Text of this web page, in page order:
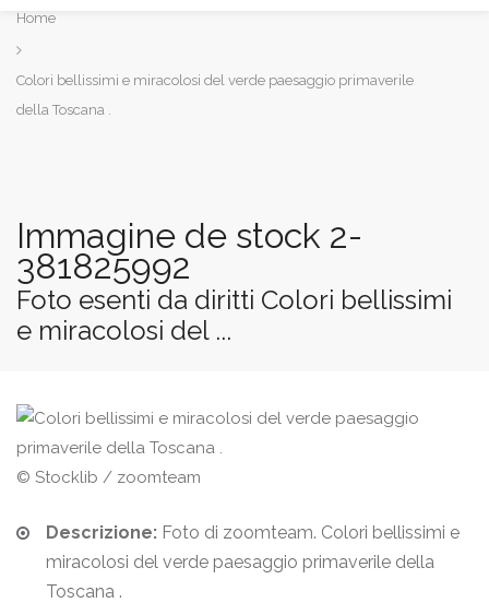
Tu
sei
qui:
Home
Colori bellissimi e miracolosi del verde paesaggio primaverile
della Toscana .
Immagine de stock 2-
381825992
Foto esenti da diritti Colori bellissimi
e miracolosi del ...
© Stocklib / zoomteam
Descrizione: Foto di zoomteam. Colori bellissimi e
miracolosi del verde paesaggio primaverile della
Toscana .